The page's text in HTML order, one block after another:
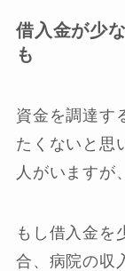
借入金が少
も
資金を調達す
たくないと思
人がいますが
もし借入金を
合、病院の収